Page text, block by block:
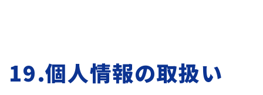
19.個人情報の取扱い